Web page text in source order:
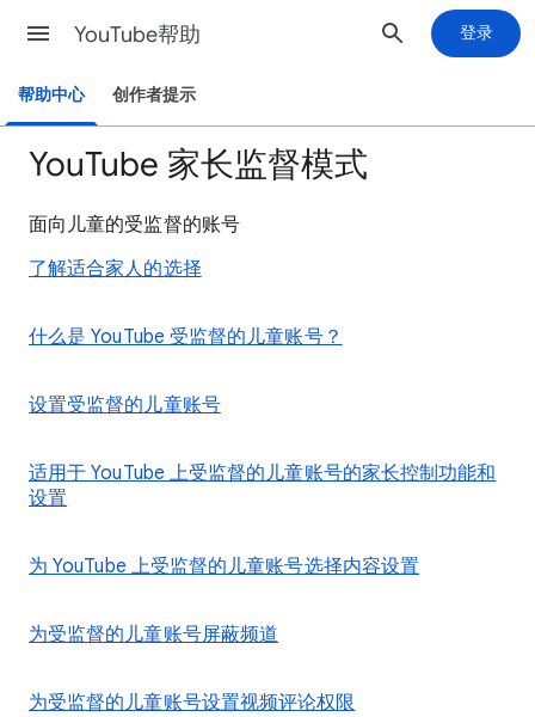
YouTube帮助 登录
帮助中心 创作者提示
YouTube 家长监督模式
面向儿童的受监督的账号
了解适合家人的选择
什么是 YouTube 受监督的儿童账号？
设置受监督的儿童账号
适用于 YouTube 上受监督的儿童账号的家长控制功能和
设置
为 YouTube 上受监督的儿童账号选择内容设置
为受监督的儿童账号屏蔽频道
为受监督的儿童账号设置视频评论权限